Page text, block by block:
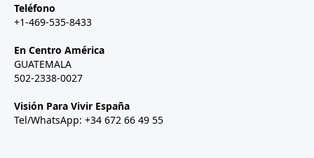
Teléfono
+1-469-535-8433
En Centro América
GUATEMALA
502-2338-0027
Visión Para Vivir España
Tel/WhatsApp: +34 672 66 49 55